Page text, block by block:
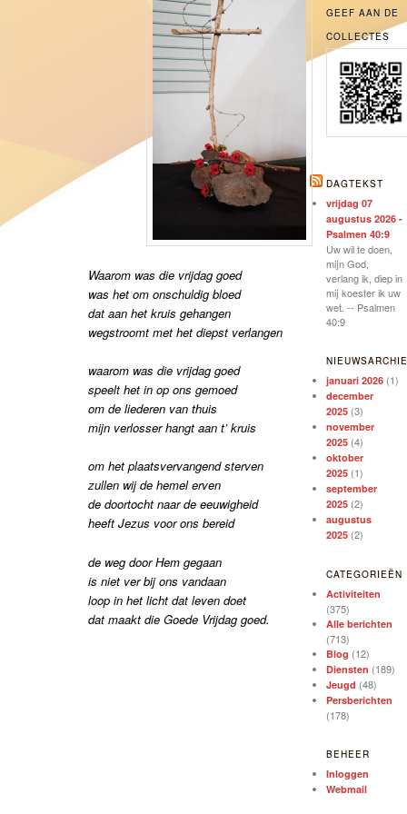
Waarom was die vrijdag goed
was het om onschuldig bloed
dat aan het kruis gehangen
wegstroomt met het diepst verlangen
waarom was die vrijdag goed
speelt het in op ons gemoed
om de liederen van thuis
mijn verlosser hangt aan t’ kruis
om het plaatsvervangend sterven
zullen wij de hemel erven
de doortocht naar de eeuwigheid
heeft Jezus voor ons bereid
de weg door Hem gegaan
is niet ver bij ons vandaan
loop in het licht dat leven doet
dat maakt die Goede Vrijdag goed.
GEEF AAN DE
COLLECTES
DAGTEKST
vrijdag 07
augustus 2026 -
Psalmen 40:9
Uw wil te doen,
mijn God,
verlang ik, diep in
mij koester ik uw
wet. -- Psalmen
40:9
januari 2026 (1)
december
2025 (3)
november
2025 (4)
oktober
2025 (1)
september
2025 (2)
augustus
2025 (2)
CATEGORIEËN
Activiteiten
(375)
Alle berichten
(713)
Blog (12)
Diensten (189)
Jeugd (48)
Persberichten
(178)
BEHEER
Inloggen
Webmail